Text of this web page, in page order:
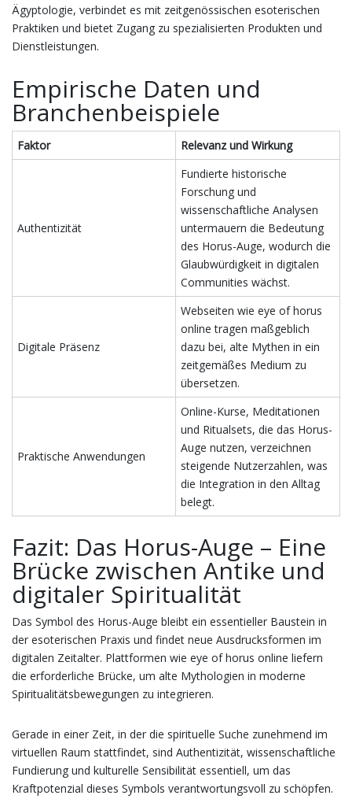
Ägyptologie, verbindet es mit zeitgenössischen esoterischen
Praktiken und bietet Zugang zu spezialisierten Produkten und
Dienstleistungen.
Empirische Daten und
Branchenbeispiele
Faktor Relevanz und Wirkung
Authentizität
Fundierte historische
Forschung und
wissenschaftliche Analysen
untermauern die Bedeutung
des Horus-Auge, wodurch die
Glaubwürdigkeit in digitalen
Communities wächst.
Digitale Präsenz
Webseiten wie eye of horus
online tragen maßgeblich
dazu bei, alte Mythen in ein
zeitgemäßes Medium zu
übersetzen.
Praktische Anwendungen
Online-Kurse, Meditationen
und Ritualsets, die das Horus-
Auge nutzen, verzeichnen
steigende Nutzerzahlen, was
die Integration in den Alltag
belegt.
Fazit: Das Horus-Auge – Eine
Brücke zwischen Antike und
digitaler Spiritualität
Das Symbol des Horus-Auge bleibt ein essentieller Baustein in
der esoterischen Praxis und findet neue Ausdrucksformen im
digitalen Zeitalter. Plattformen wie eye of horus online liefern
die erforderliche Brücke, um alte Mythologien in moderne
Spiritualitätsbewegungen zu integrieren.
Gerade in einer Zeit, in der die spirituelle Suche zunehmend im
virtuellen Raum stattfindet, sind Authentizität, wissenschaftliche
Fundierung und kulturelle Sensibilität essentiell, um das
Kraftpotenzial dieses Symbols verantwortungsvoll zu schöpfen.